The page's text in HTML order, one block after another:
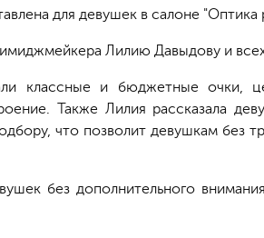
для девушек в салоне
Лилию Давыдову и
классные и бюджетные очки,
Также Лилия рассказала
что позволит девушкам без
без дополнительного